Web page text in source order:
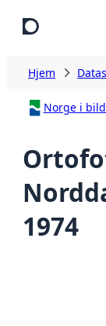
Hjem
Norge i
1974